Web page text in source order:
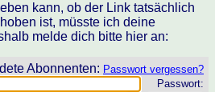
kann, ob der Link tatsächlich
ist, müsste ich deine
melde dich bitte hier an:
Abonnenten: Passwort vergessen?
Passwort: